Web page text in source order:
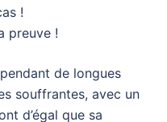
!
preuve !
de longues
souffrantes, avec un
d’égal que sa